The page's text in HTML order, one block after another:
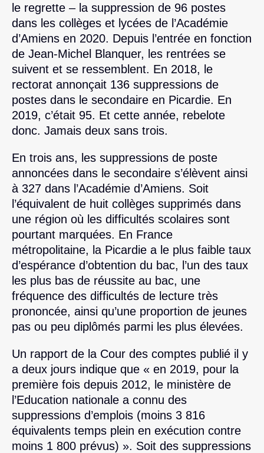
le regrette – la suppression de 96 postes
dans les collèges et lycées de l’Académie
d’Amiens en 2020. Depuis l’entrée en fonction
de Jean-Michel Blanquer, les rentrées se
suivent et se ressemblent. En 2018, le
rectorat annonçait 136 suppressions de
postes dans le secondaire en Picardie. En
2019, c’était 95. Et cette année, rebelote
donc. Jamais deux sans trois.
En trois ans, les suppressions de poste
annoncées dans le secondaire s’élèvent ainsi
à 327 dans l’Académie d’Amiens. Soit
l’équivalent de huit collèges supprimés dans
une région où les difficultés scolaires sont
pourtant marquées. En France
métropolitaine, la Picardie a le plus faible taux
d’espérance d’obtention du bac, l’un des taux
les plus bas de réussite au bac, une
fréquence des difficultés de lecture très
prononcée, ainsi qu’une proportion de jeunes
pas ou peu diplômés parmi les plus élevées.
Un rapport de la Cour des comptes publié il y
a deux jours indique que « en 2019, pour la
première fois depuis 2012, le ministère de
l’Education nationale a connu des
suppressions d’emplois (moins 3 816
équivalents temps plein en exécution contre
moins 1 800 prévus) ». Soit des suppressions